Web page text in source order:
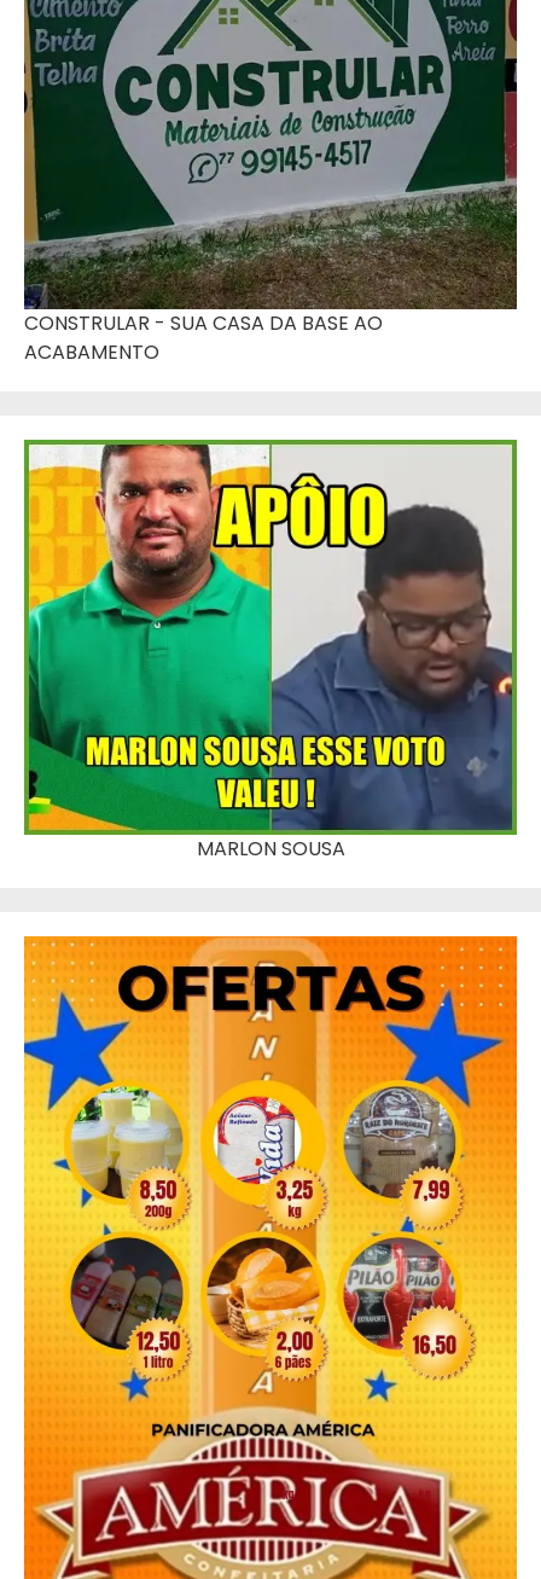
CONSTRULAR - SUA CASA DA BASE AO
ACABAMENTO
MARLON SOUSA